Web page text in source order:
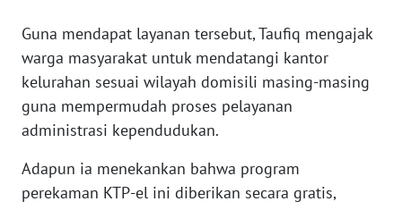
Guna mendapat layanan tersebut, Taufiq mengajak
warga masyarakat untuk mendatangi kantor
kelurahan sesuai wilayah domisili masing-masing
guna mempermudah proses pelayanan
administrasi kependudukan.
Adapun ia menekankan bahwa program
perekaman KTP-el ini diberikan secara gratis,
WN
BENGKULU
WN
WN